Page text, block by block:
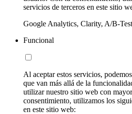
servicios de terceros en este sitio
Google Analytics, Clarity, A/B-
Funcional
Al aceptar estos servicios,
que van más allá de la
utilizar nuestro sitio web con
consentimiento, utilizamos los
en este sitio web: